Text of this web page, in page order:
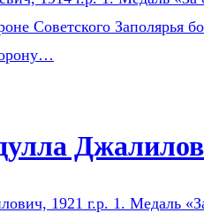
Советского
1921 г.р. 1. Медаль